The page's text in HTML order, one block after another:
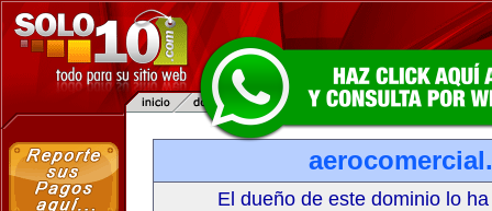
El dueño de este dominio lo